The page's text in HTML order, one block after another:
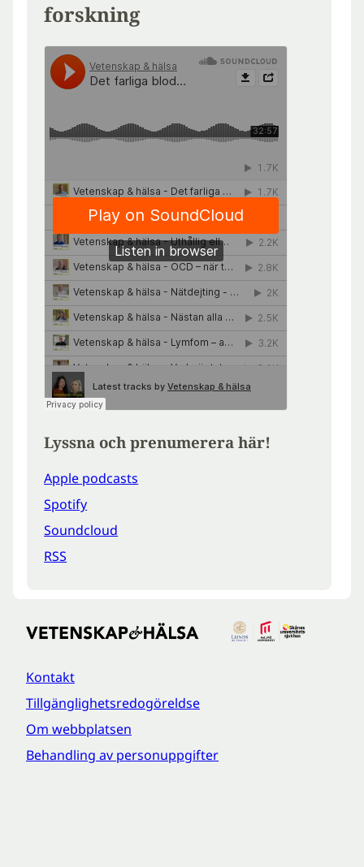
forskning
Lyssna och prenumerera här!
Apple podcasts
Spotify
Soundcloud
RSS
Kontakt
Tillgänglighetsredogöreldse
Om webbplatsen
Behandling av personuppgifter